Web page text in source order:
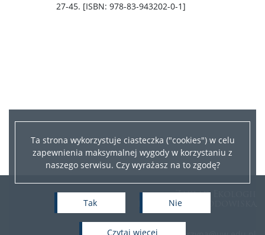
Ta strona wykorzystuje ciasteczka ("cookies") w celu
zapewnienia maksymalnej wygody w korzystaniu z
naszego serwisu. Czy wyrażasz na to zgodę?
Tak Nie
czytaj więcej
27-45. [ISBN: 978-83-943202-0-1]
Zakład Ekologii
i Ochrony Środowiska